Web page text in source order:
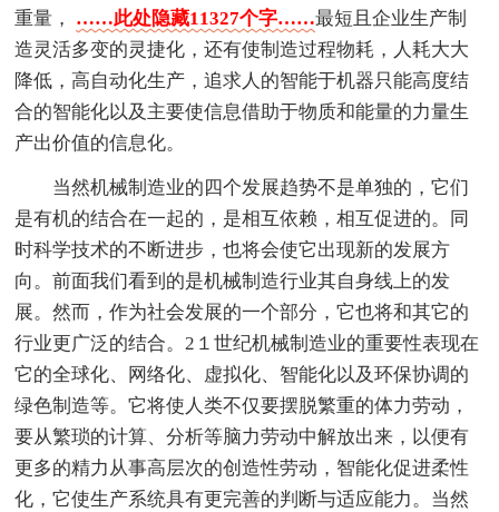
重量， ……此处隐藏11327个字……最短且企业生产制
造灵活多变的灵捷化，还有使制造过程物耗，人耗大大
降低，高自动化生产，追求人的智能于机器只能高度结
合的智能化以及主要使信息借助于物质和能量的力量生
产出价值的信息化。
当然机械制造业的四个发展趋势不是单独的，它们
是有机的结合在一起的，是相互依赖，相互促进的。同
时科学技术的不断进步，也将会使它出现新的发展方
向。前面我们看到的是机械制造行业其自身线上的发
展。然而，作为社会发展的一个部分，它也将和其它的
行业更广泛的结合。2１世纪机械制造业的重要性表现在
它的全球化、网络化、虚拟化、智能化以及环保协调的
绿色制造等。它将使人类不仅要摆脱繁重的体力劳动，
要从繁琐的计算、分析等脑力劳动中解放出来，以便有
更多的精力从事高层次的创造性劳动，智能化促进柔性
化，它使生产系统具有更完善的判断与适应能力。当然